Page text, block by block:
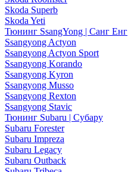
Skoda Superb
Skoda Yeti
Тюнинг SsangYong | Санг Енг
Ssangyong Actyon
Ssangyong Actyon Sport
Ssangyong Korando
Ssangyong Kyron
Ssangyong Musso
Ssangyong Rexton
Ssangyong Stavic
Тюнинг Subaru | Субару
Subaru Forester
Subaru Impreza
Subaru Legacy
Subaru Outback